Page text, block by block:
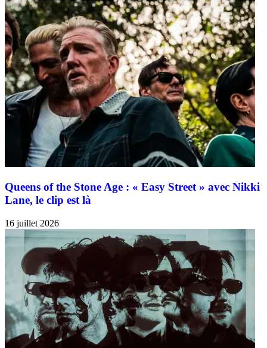
Queens of the Stone Age : « Easy Street » avec Nikki
Lane, le clip est là
16 juillet 2026